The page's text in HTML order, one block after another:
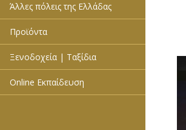
Άλλες πόλεις της Ελλάδας
Προϊόντα
Ξενοδοχεία | Ταξίδια
Online Εκπαίδευση